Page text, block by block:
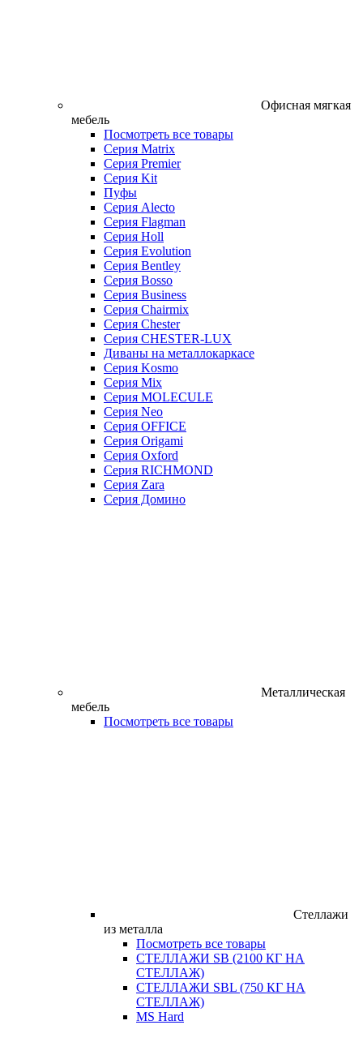
Офисная мягкая
мебель
Посмотреть все товары
Серия Matrix
Серия Premier
Серия Kit
Пуфы
Серия Alecto
Серия Flagman
Серия Holl
Серия Evolution
Серия Bentley
Серия Bosso
Серия Business
Серия Chairmix
Серия Chester
Серия CHESTER-LUX
Диваны на металлокаркасе
Серия Kosmo
Серия Mix
Серия MOLECULE
Серия Neo
Серия OFFICE
Серия Origami
Серия Oxford
Серия RICHMOND
Серия Zara
Серия Домино
Металлическая
мебель
Посмотреть все товары
Стеллажи
из металла
Посмотреть все товары
СТЕЛЛАЖИ SB (2100 КГ НА
СТЕЛЛАЖ)
СТЕЛЛАЖИ SBL (750 КГ НА
СТЕЛЛАЖ)
MS Hard